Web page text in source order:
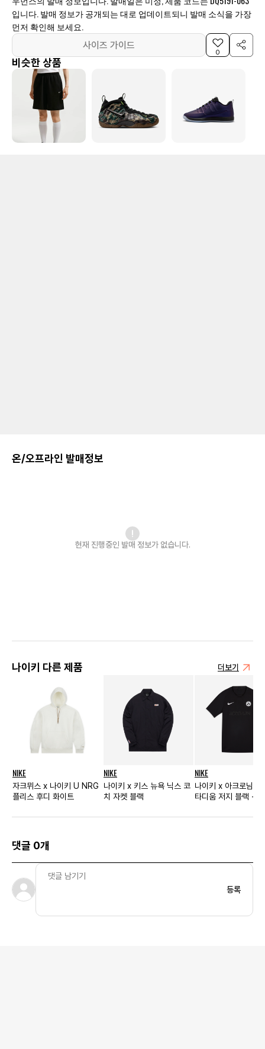
입니다. 발매 정보가 공개되는 대로 업데이트되니 발매 소식을 가장
먼저 확인해 보세요.
사이즈 가이드
0
비슷한 상품
온/오프라인 발매정보
현재 진행중인 발매 정보가 없습니다.
나이키 다른 제품 더보기
NIKE
자크뮈스 x 나이키 U NRG
플리스 후디 화이트
NIKE
나이키 x 키스 뉴욕 닉스 코
치 자켓 블랙
NIKE
나이키 x 아크로님
타디움 저지 블랙 -
댓글 0개
등록